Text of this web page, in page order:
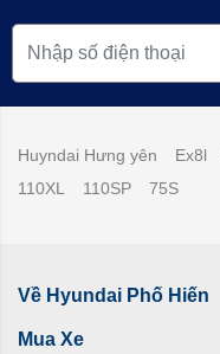
Huyndai Hưng yên Ex8l
110XL
110SP 75S
Về Hyundai Phố Hiến
Mua Xe